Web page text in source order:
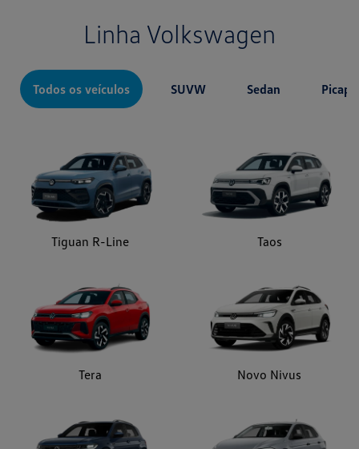
Linha Volkswagen
Todos os veículos SUVW Sedan Picape
Tiguan R-Line Taos
Tera Novo Nivus